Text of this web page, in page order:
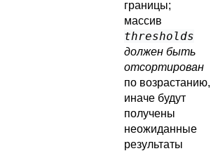
границы;
массив
thresholds
должен быть
отсортирован
по возрастанию,
иначе будут
получены
неожиданные
результаты